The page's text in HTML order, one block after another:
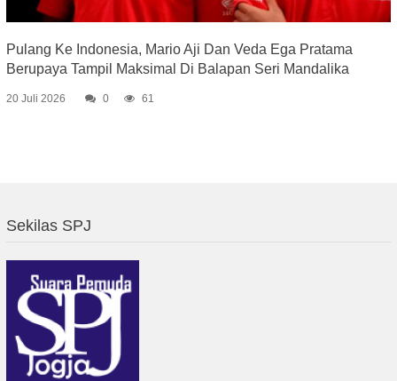
Pulang Ke Indonesia, Mario Aji Dan Veda Ega Pratama
Berupaya Tampil Maksimal Di Balapan Seri Mandalika
20 Juli 2026 0 61
Sekilas SPJ